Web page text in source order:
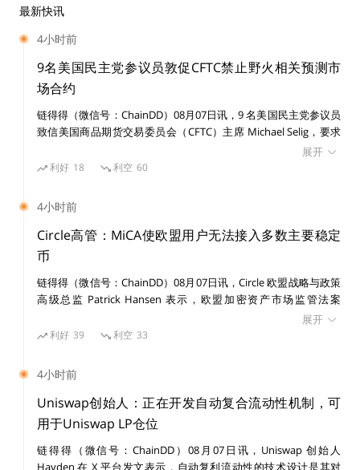
entures 和 Avalanche Blizzard 生态基金等参投。
t-for-Execution，RFE）机制，为 Avalanche C 链中的期
权合约提供报价。
Ordinals铭文累计费用收入突破6400枚BTC，价值
超4.48亿美元
Dune 数据显示，比特币 NFT 协议 Ordinals 铭文铸造累
计费用收入突破 6400 BTC，当前为 6,411.2081 BTC，约
合 448,511,935 美元；当前铸造铭文总量达到 63,837,49
2 枚。
链得得仅提供相关信息展示，不构成任何投资建议
更多精彩内容，关注链得得微信号（ID：
最新快讯
4小时前
9名美国民主党参议员敦促CFTC禁止野火相关预测市
场合约
链得得（微信号：ChainDD）08月07日讯，9 名美国民主党参议员
致信美国商品期货交易委员会（CFTC）主席 Michael Selig，要求
禁止与野火相关的预测市场事件合约，称相关合约可能鼓励纵火、
内幕交易，并危及公共安全。 参议员在信中提及，Polymarket 曾
的投注。他们还指出，部分新平台允许用户押注野火，相关市场使
用户对破坏性事件进行投机。 参议员表示，CFTC 应在明年野火季
开始前约束相关投注，并在美国及离岸市场设立防护措施。近期预
测市场监管争议持续，明尼苏达州、肯塔基州及密歇根州相关案件
涉及联邦与州监管权限。
展开
利好 18 利空 60
4小时前
Circle高管：MiCA使欧盟用户无法接入多数主要稳定
币
链得得（微信号：ChainDD）08月07日讯，Circle 欧盟战略与政策
高级总监 Patrick Hansen 表示，欧盟加密资产市场监管法案
（MiCA）全面实施后，已为 21 家发行方的 35 种电子货币代币发
放许可，本地发行方实施进展良好。 Patrick Hansen 指出，MiCA
足运营要求，目前仅 USDG、USDC 和 EURC 通过该框架要求，其
余稳定币处于 MiCA 监管范围之外，欧盟用户处于未受保护或无法
接入状态。 他认为，MiCA 即将进行的审查应处理该问题，并为外
国发行方提供更务实的运营路径。欧盟金融稳定、金融服务和资本
市场联盟总司 5 月 20 日已启动公开咨询，评估现行框架是否仍适
用，咨询将持续至 9 月 30 日。
展开
利好 39 利空 33
4小时前
Uniswap创始人：正在开发自动复合流动性机制，可
用于Uniswap LP仓位
链得得（微信号：ChainDD）08月07日讯，Uniswap 创始人
Hayden 在 X 平台发文表示，自动复利流动性的技术设计是其对